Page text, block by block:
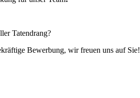
Tatendrang?
Bewerbung, wir freuen uns auf Sie!